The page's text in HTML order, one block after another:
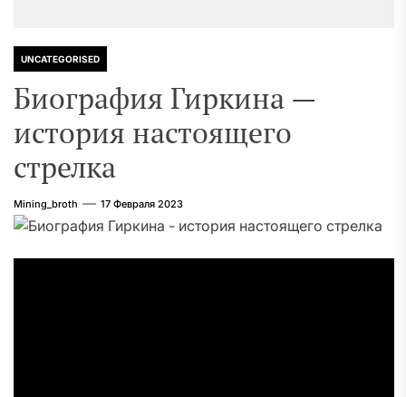
UNCATEGORISED
Биография Гиркина —
история настоящего
стрелка
Mining_broth 17 Февраля 2023